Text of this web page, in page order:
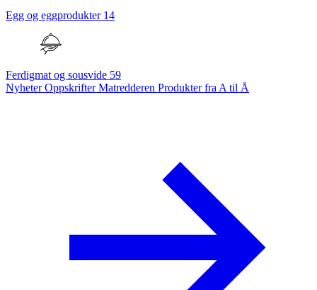
Egg og eggprodukter 14
Ferdigmat og sousvide 59
NyheterOppskrifterMatredderen Produkter fra A til Å